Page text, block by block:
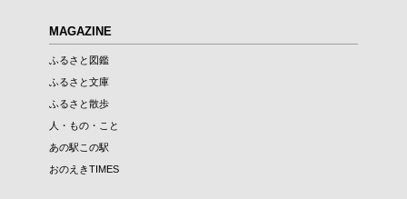
MAGAZINE
ふるさと図鑑
ふるさと文庫
ふるさと散歩
人・もの・こと
あの駅この駅
おのえきTIMES